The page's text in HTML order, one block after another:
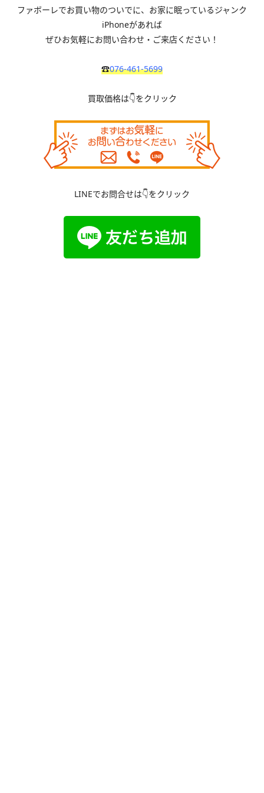
ファボーレでお買い物のついでに、お家に眠っているジャンク
iPhoneがあれば
ぜひお気軽にお問い合わせ・ご来店ください！
☎076-461-5699
買取価格は👇をクリック
LINEでお問合せは👇をクリック